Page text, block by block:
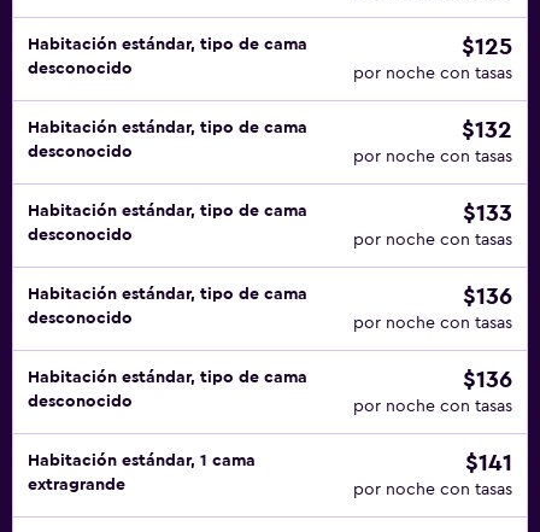
Habitación estándar, tipo de cama
desconocido
$125
por noche con tasas
Habitación estándar, tipo de cama
desconocido
$132
por noche con tasas
Habitación estándar, tipo de cama
desconocido
$133
por noche con tasas
Habitación estándar, tipo de cama
desconocido
$136
por noche con tasas
Habitación estándar, tipo de cama
desconocido
$136
por noche con tasas
Habitación estándar, 1 cama
extragrande
$141
por noche con tasas